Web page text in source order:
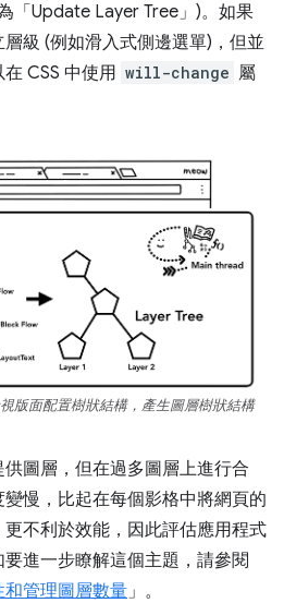
「Update Layer Tree」)。如果
級 (例如滑入式側邊選單)，但並
CSS 中使用 will-change 屬
版面配置樹狀結構，產生圖層樹狀結構
圖層，但在過多圖層上進行合
慢，比起在每個影格中將網頁的
不利於效能，因此評估應用程式
進一步瞭解這個主題，請參閱
和管理圖層數量 」。